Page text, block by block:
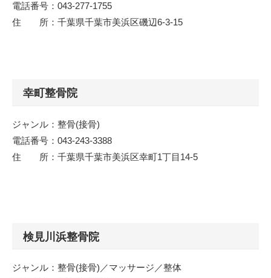
電話番号：043-277-1755
住 所：千葉県千葉市美浜区磯辺6-3-15
幸町整骨院
ジャンル：整骨(接骨)
電話番号：043-243-3388
住 所：千葉県千葉市美浜区幸町1丁目14-5
検見川浜整骨院
ジャンル：整骨(接骨)／マッサージ／整体